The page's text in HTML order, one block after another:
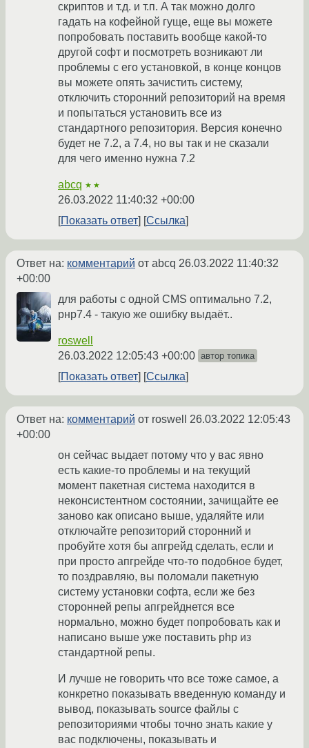
скриптов и т.д. и т.п. А так можно долго
гадать на кофейной гуще, еще вы можете
попробовать поставить вообще какой-то
другой софт и посмотреть возникают ли
проблемы с его установкой, в конце концов
вы можете опять зачистить систему,
отключить сторонний репозиторий на время
и попытаться установить все из
стандартного репозитория. Версия конечно
будет не 7.2, а 7.4, но вы так и не сказали
для чего именно нужна 7.2
abcq ★★
26.03.2022 11:40:32 +00:00
Показать ответ
Ссылка
Ответ на: комментарий от abcq 26.03.2022 11:40:32
+00:00
для работы с одной CMS оптимально 7.2,
рнр7.4 - такую же ошибку выдаёт..
roswell
26.03.2022 12:05:43 +00:00 автор топика
Показать ответ Ссылка
Ответ на: комментарий от roswell 26.03.2022 12:05:43
+00:00
он сейчас выдает потому что у вас явно
есть какие-то проблемы и на текущий
момент пакетная система находится в
неконсистентном состоянии, зачищайте ее
заново как описано выше, удаляйте или
отключайте репозиторий сторонний и
пробуйте хотя бы апгрейд сделать, если и
при просто апгрейде что-то подобное будет,
то поздравляю, вы поломали пакетную
систему установки софта, если же без
сторонней репы апгрейднется все
нормально, можно будет попробовать как и
написано выше уже поставить php из
стандартной репы.
И лучше не говорить что все тоже самое, а
конкретно показывать введенную команду и
вывод, показывать source файлы с
репозиториями чтобы точно знать какие у
вас подключены, показывать и